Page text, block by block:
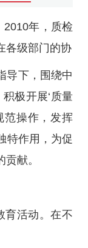
2010年，质检
各级部门的协
导下，围绕中
极开展‘质量
范操作，发挥
特作用，为促
献。
育活动。在不